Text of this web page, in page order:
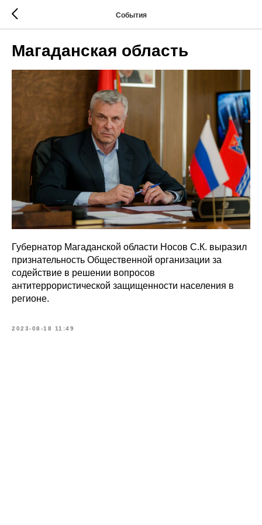
События
Магаданская область
Губернатор Магаданской области Носов С.К. выразил
признательность Общественной организации за
содействие в решении вопросов
антитеррористической защищенности населения в
регионе.
2023-08-18 11:49